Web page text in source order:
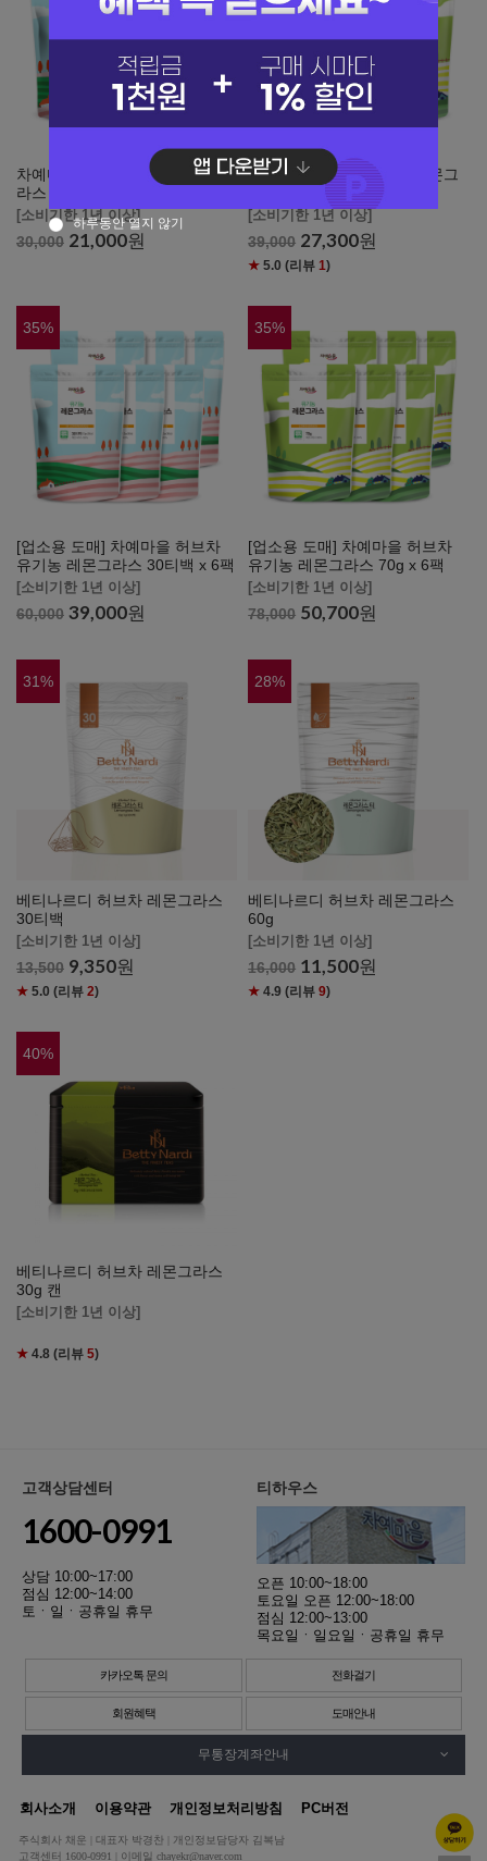
차예마을 허브차 유기농 레몬그
라스 30티백 x 3팩
[소비기한 1년 이상]
30,000 21,000원
차예마을 허브차 유기농 레몬그
라스 70g x 3팩
[소비기한 1년 이상]
39,000 27,300원
★ 5.0 (리뷰1)
35%
[업소용 도매] 차예마을 허브차
유기농 레몬그라스 30티백 x 6팩
[소비기한 1년 이상]
60,000 39,000원
35%
[업소용 도매] 차예마을 허브차
유기농 레몬그라스 70g x 6팩
[소비기한 1년 이상]
78,000 50,700원
31%
베티나르디 허브차 레몬그라스
30티백
[소비기한 1년 이상]
13,500 9,350원
★ 5.0 (리뷰 2)
28%
베티나르디 허브차 레몬그라스
60g
[소비기한 1년 이상]
16,000 11,500원
★ 4.9 (리뷰9)
40%
베티나르디 허브차 레몬그라스
30g 캔
[소비기한 1년 이상]
★ 4.8 (리뷰 5)
고객상담센터
1600-0991
상담 10:00~17:00
점심 12:00~14:00
토ㆍ일ㆍ공휴일 휴무
티하우스
오픈 10:00~18:00
토요일 오픈 12:00~18:00
점심 12:00~13:00
목요일ㆍ일요일ㆍ공휴일 휴무
카카오톡 문의 전화걸기
회원혜택 도매안내
무통장계좌안내
회사소개 이용약관 개인정보처리방침 PC버전
주식회사 채운 | 대표자 박경찬 | 개인정보담당자 김복남
고객센터 1600-0991 | 이메일 chayekr@naver.com
하루동안 열지 않기